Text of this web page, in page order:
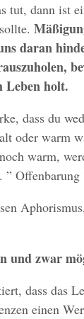
tut, dann ist
daran
Leben holt.
dass du
oder warm
warm,
”
und zwar
dass das
einen